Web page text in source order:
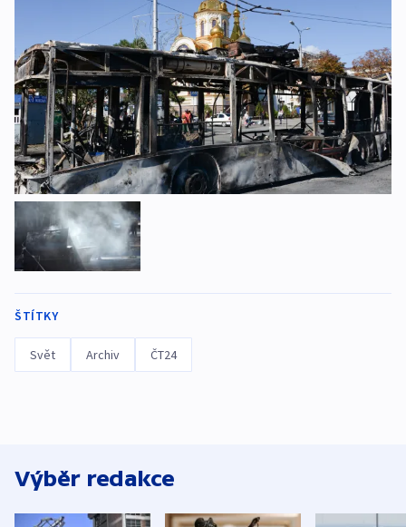
ŠTÍTKY
Svět Archiv ČT24
Výběr redakce